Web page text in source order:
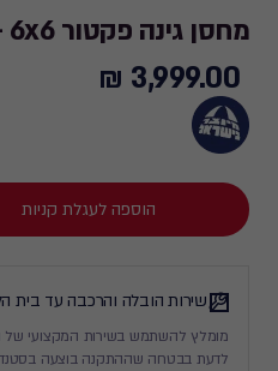
מחסן גינה פקטור 6x6 - חום
3,999.00
₪
3,999.00 ₪
הוספה לעגלת קניות
שירות הובלה והרכבה עד בית
מומלץ להשתמש בשירות המקצועי של
לדעת בבטחה שההתקנה בוצעה